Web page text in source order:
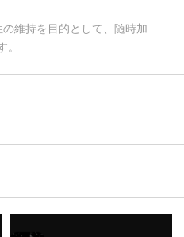
維持を目的として、随時加